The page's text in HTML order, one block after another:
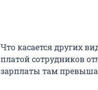
Что касается других
платой сотрудников
зарплаты там